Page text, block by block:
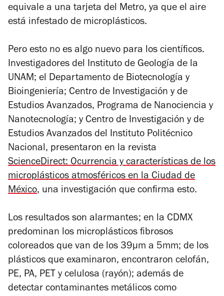
equivale a una tarjeta del Metro, ya que el aire
está infestado de microplásticos.
Pero esto no es algo nuevo para los científicos.
Investigadores del Instituto de Geología de la
UNAM; el Departamento de Biotecnología y
Bioingeniería; Centro de Investigación y de
Estudios Avanzados, Programa de Nanociencia y
Nanotecnología; y Centro de Investigación y de
Estudios Avanzados del Instituto Politécnico
Nacional, presentaron en la revista
ScienceDirect: Ocurrencia y características de los
microplásticos atmosféricos en la Ciudad de
México, una investigación que confirma esto.
Los resultados son alarmantes; en la CDMX
predominan los microplásticos fibrosos
coloreados que van de los 39μm a 5mm; de los
plásticos que examinaron, encontraron celofán,
PE, PA, PET y celulosa (rayón); además de
detectar contaminantes metálicos como